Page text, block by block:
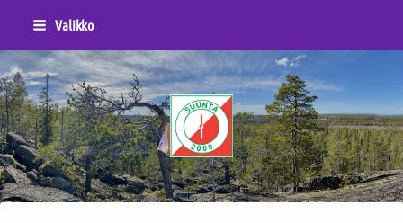
Siirry
sivun
sisältöön
Valikko
Sivuston etusivulle